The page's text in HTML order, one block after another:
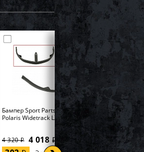
Бампер Sport Parts Inc. для
Polaris Widetrack LX SM-12358
4 320i 4 018 i